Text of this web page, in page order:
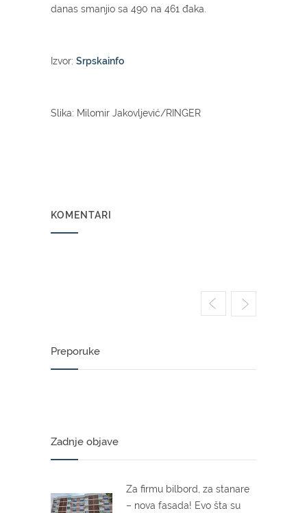
danas smanjio sa 490 na 461 đaka.
Izvor: Srpskainfo
Slika: Milomir Jakovljević/RINGER
KOMENTARI
Preporuke
Zadnje objave
Za firmu bilbord, za stanare
– nova fasada! Evo šta su